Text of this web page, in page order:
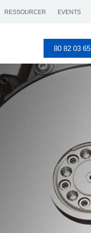
RESSOURCER EVENTS
80 82 03 65